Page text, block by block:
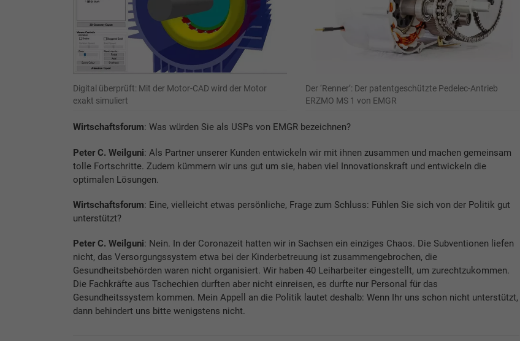
Digital überprüft: Mit der Motor-CAD wird der Motor
exakt simuliert
Der ‘Renner’: Der patentgeschützte Pedelec-Antrieb
ERZMO MS 1 von EMGR
Wirtschaftsforum: Was würden Sie als USPs von EMGR bezeichnen?
Peter C. Weilguni: Als Partner unserer Kunden entwickeln wir mit ihnen zusammen und machen gemeinsam
tolle Fortschritte. Zudem kümmern wir uns gut um sie, haben viel Innovationskraft und entwickeln die
optimalen Lösungen.
Wirtschaftsforum: Eine, vielleicht etwas persönliche, Frage zum Schluss: Fühlen Sie sich von der Politik gut
unterstützt?
Peter C. Weilguni: Nein. In der Coronazeit hatten wir in Sachsen ein einziges Chaos. Die Subventionen liefen
nicht, das Versorgungssystem etwa bei der Kinderbetreuung ist zusammengebrochen, die
Gesundheitsbehörden waren nicht organisiert. Wir haben 40 Leiharbeiter eingestellt, um zurechtzukommen.
Die Fachkräfte aus Tschechien durften aber nicht einreisen, es durfte nur Personal für das
Gesundheitssystem kommen. Mein Appell an die Politik lautet deshalb: Wenn Ihr uns schon nicht unterstützt,
dann behindert uns bitte wenigstens nicht.